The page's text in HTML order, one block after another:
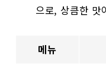
으로, 상큼한 맛
메뉴